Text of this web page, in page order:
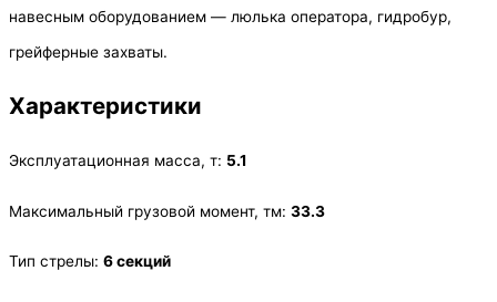
навесным оборудованием — люлька оператора, гидробур,
грейферные захваты.
Характеристики
Эксплуатационная масса, т: 5.1
Максимальный грузовой момент, тм: 33.3
Тип стрелы: 6 секций